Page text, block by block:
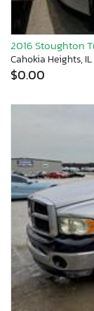
2016 Stoughton
Cahokia Heights, IL
$0.00